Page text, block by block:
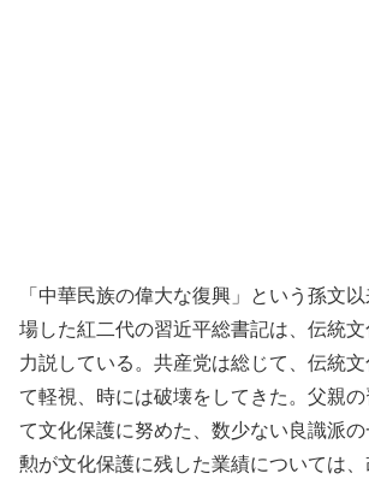
「中華民族の偉大な復興」という孫文
場した紅二代の習近平総書記は、伝統
力説している。共産党は総じて、伝統
て軽視、時には破壊をしてきた。父親
て文化保護に努めた、数少ない良識派
勲が文化保護に残した業績については